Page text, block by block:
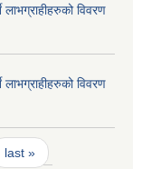
विवरण
विवरण
last »